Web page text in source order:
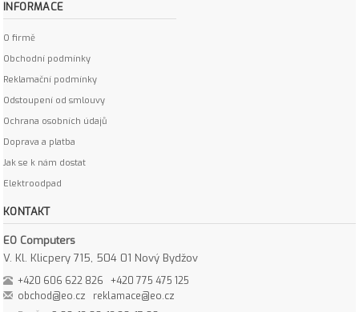
INFORMACE
O firmě
Obchodní podmínky
Reklamační podmínky
Odstoupení od smlouvy
Ochrana osobních údajů
Doprava a platba
Jak se k nám dostat
Elektroodpad
KONTAKT
EO Computers
V. Kl. Klicpery 715, 504 01 Nový Bydžov
+420 606 622 826
+420 775 475 125
obchod@eo.cz
reklamace@eo.cz